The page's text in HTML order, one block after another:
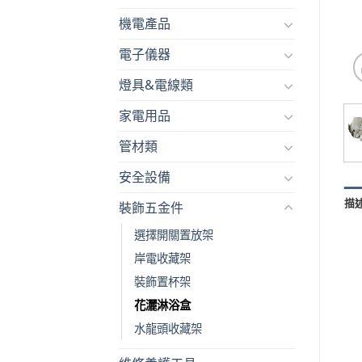
機電產品
電子儀器
燈具&電線類
家電用品
管材類
安全設備
裝飾五金件
選擇開關置放架
岸電收藏架
裝飾置杯架
花灑淋浴盒
水龍頭收藏架
描